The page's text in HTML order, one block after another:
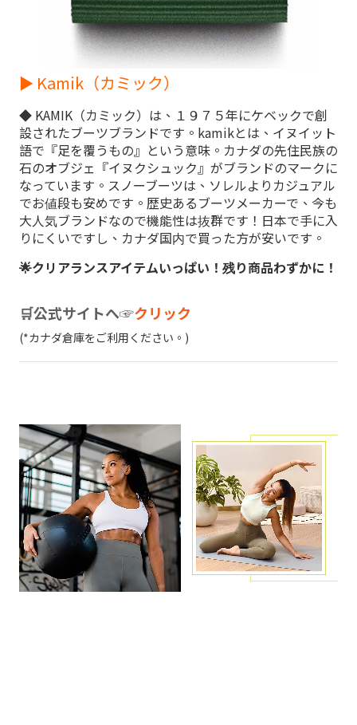
► Kamik（カミック）
◆ KAMIK（カミック）は、１９７５年にケベックで創
設されたブーツブランドです。kamikとは、イヌイット
語で『足を覆うもの』という意味。カナダの先住民族の
石のオブジェ『イヌクシュック』がブランドのマークに
なっています。スノーブーツは、ソレルよりカジュアル
でお値段も安めです。歴史あるブーツメーカーで、今も
大人気ブランドなので機能性は抜群です！日本で手に入
りにくいですし、カナダ国内で買った方が安いです。
🌟クリアランスアイテムいっぱい！残り商品わずかに！
🛒公式サイトへ☞クリック
(*カナダ倉庫をご利用ください。)